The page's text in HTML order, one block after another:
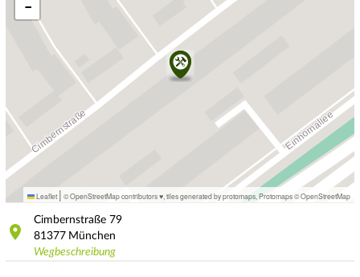
−
Leaflet | © OpenStreetMap contributors ♥, tiles generated by protomaps Protomaps©OpenStreetMap
Cimbernstraße 79
81377 München
Wegbeschreibung